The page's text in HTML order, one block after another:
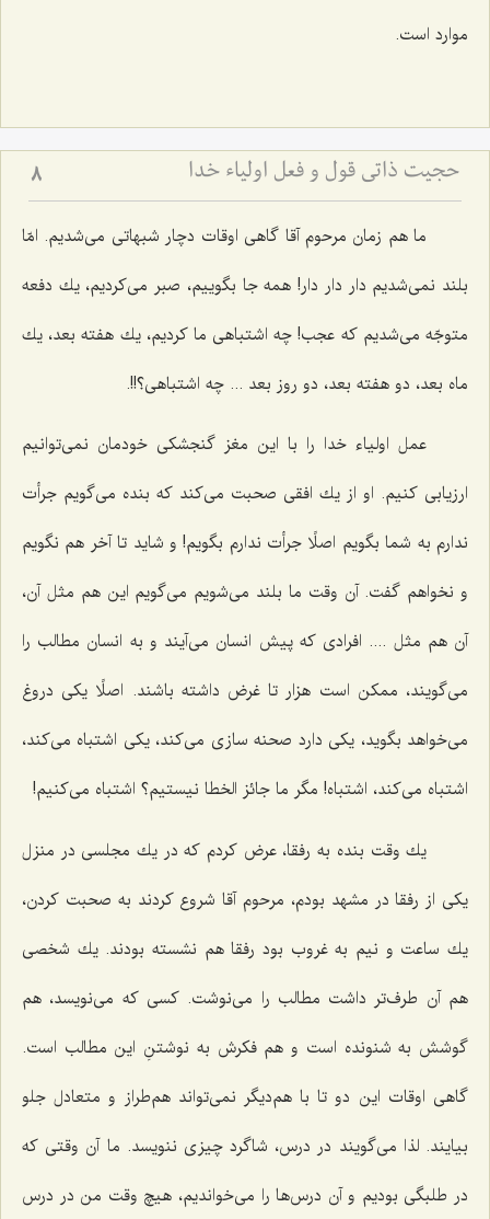
موارد است.
حجیت ذاتی قول و فعل اولیاء خدا 8
ما هم زمان مرحوم آقا گاهی اوقات دچار شبهاتی می‌شدیم. امّا
بلند نمی‌شدیم دار دار دار! همه جا بگوییم، صبر می‌كردیم، یك دفعه
متوجّه می‌شدیم كه عجب! چه اشتباهی ما كردیم، یك هفته بعد، یك
ماه بعد، دو هفته بعد، دو روز بعد ... چه اشتباهی؟!!.
عمل اولیاء خدا را با این مغز گنجشكی خودمان نمی‌توانیم
ارزیابی كنیم. او از یك افقی صحبت می‌كند كه بنده می‌گویم جرأت
ندارم به شما بگویم اصلًا جرأت ندارم بگویم! و شاید تا آخر هم نگویم
و نخواهم گفت. آن وقت ما بلند می‌شویم می‌گویم این هم مثل آن،
آن هم مثل .... افرادی كه پیش انسان می‌آیند و به انسان مطالب را
می‌گویند، ممكن است هزار تا غرض داشته باشند. اصلًا یكی دروغ
می‌خواهد بگوید، یكی دارد صحنه سازی می‌كند، یكی اشتباه می‌كند،
اشتباه می‌كند، اشتباه! مگر ما جائز الخطا نیستیم؟ اشتباه می‌كنیم!
یك وقت بنده به رفقا، عرض كردم كه در یك مجلسی در منزل
یكی از رفقا در مشهد بودم، مرحوم آقا شروع كردند به صحبت كردن،
یك ساعت و نیم به غروب بود رفقا هم نشسته بودند. یك شخصی
هم آن طرف‌تر داشت مطالب را می‌نوشت. كسی كه می‌نویسد، هم
گوشش به شنونده است و هم فكرش به نوشتنِ این مطالب است.
گاهی اوقات این دو تا با هم‌دیگر نمی‌تواند هم‌طراز و متعادل جلو
بیایند. لذا می‌گویند در درس، شاگرد چیزی ننویسد. ما آن وقتی كه
در طلبگی بودیم و آن درس‌ها را می‌خواندیم، هیچ وقت من در درس